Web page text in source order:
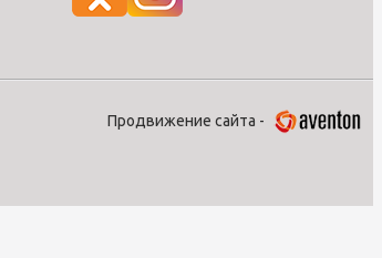
Продвижение сайта -